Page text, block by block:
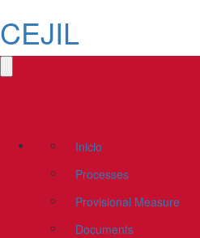
CEJIL
Inicio
Processes
Provisional Measure
Documents